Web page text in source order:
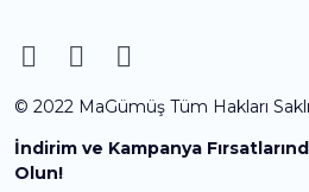
© 2022 MaGümüş Tüm Hakları
İndirim ve Kampanya
Olun!